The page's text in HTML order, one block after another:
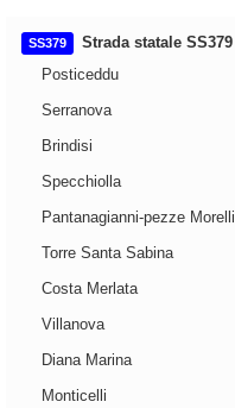
SS379
Strada statale SS379
Posticeddu
Serranova
Brindisi
Specchiolla
Pantanagianni-pezze Morelli
Torre Santa Sabina
Costa Merlata
Villanova
Diana Marina
Monticelli